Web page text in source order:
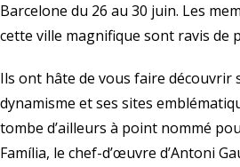
Barcelone du 26 au 30 juin. Les
cette ville magnifique sont ravis de
Ils ont hâte de vous faire découvrir
dynamisme et ses sites
tombe d’ailleurs à point nommé
Família, le chef-d’œuvre d’Antoni